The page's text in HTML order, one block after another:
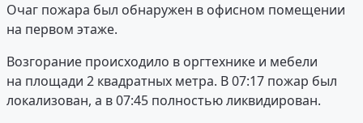
Очаг пожара был обнаружен в офисном помещении
на первом этаже.
Возгорание происходило в оргтехнике и мебели
на площади 2 квадратных метра. В 07:17 пожар был
локализован, а в 07:45 полностью ликвидирован.